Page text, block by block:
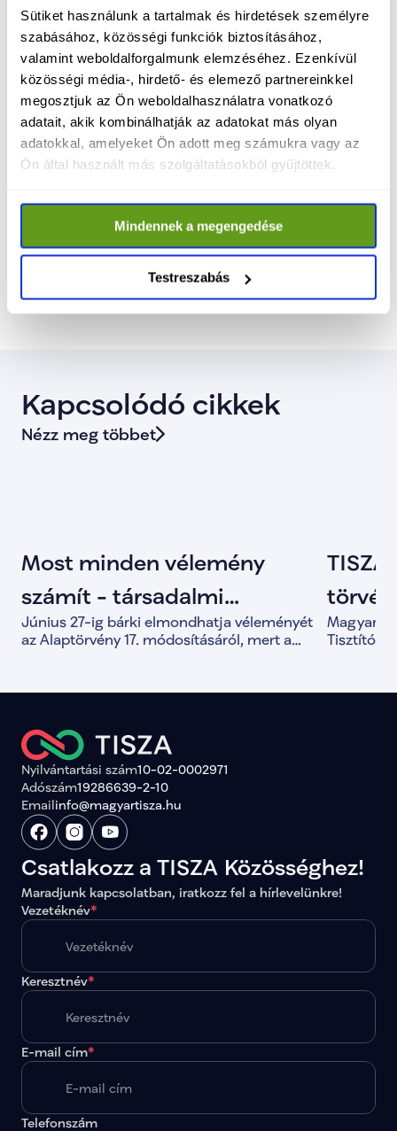
Sütiket használunk a tartalmak és hirdetések személyre
szabásához, közösségi funkciók biztosításához,
valamint weboldalforgalmunk elemzéséhez. Ezenkívül
közösségi média-, hirdető- és elemező partnereinkkel
megosztjuk az Ön weboldalhasználatra vonatkozó
adatait, akik kombinálhatják az adatokat más olyan
adatokkal, amelyeket Ön adott meg számukra vagy az
Ön által használt más szolgáltatásokból gyűjtöttek.
Mindennek a megengedése
Testreszabás
Google Play-ből. Regisztráció után mindenki
személyre szabottan láthatja a környezetében
elérhető ügyeket és eseményeket, és azonnal
csatlakozhat hozzájuk.
A TISZA Világ lehetőséget teremt arra, hogy
bárki bekapcsolódjon a közösségi életbe,
saját kezdeményezést indítson, és aktív
részese legyen a változásnak.
Kapcsolódó cikkek
Nézz meg többet
Most minden vélemény
számít - társadalmi
egyeztetés indult az
Június 27-ig bárki elmondhatja véleményét
az Alaptörvény 17. módosításáról, mert a
TISZA
Magyar
Nyilvántartási szám10-02-0002971
Adószám19286639-2-10
Emailinfo@magyartisza.hu
Csatlakozz a TISZA Közösséghez!
Maradjunk kapcsolatban, iratkozz fel a hírlevelünkre!
Vezetéknév*
Keresztnév*
E-mail cím*
Telefonszám